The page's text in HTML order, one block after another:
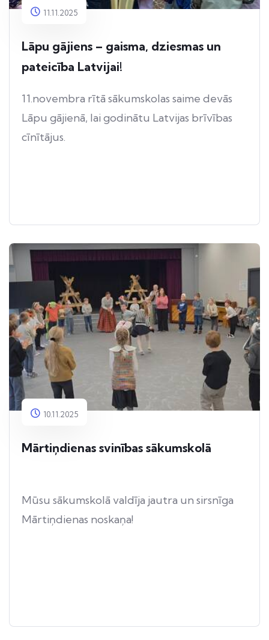
11.11.2025
Lāpu gājiens – gaisma, dziesmas un
pateicība Latvijai!
11.novembra rītā sākumskolas saime devās
Lāpu gājienā, lai godinātu Latvijas brīvības
cīnītājus.
10.11.2025
Mārtiņdienas svinības sākumskolā
Mūsu sākumskolā valdīja jautra un sirsnīga
Mārtiņdienas noskaņa!